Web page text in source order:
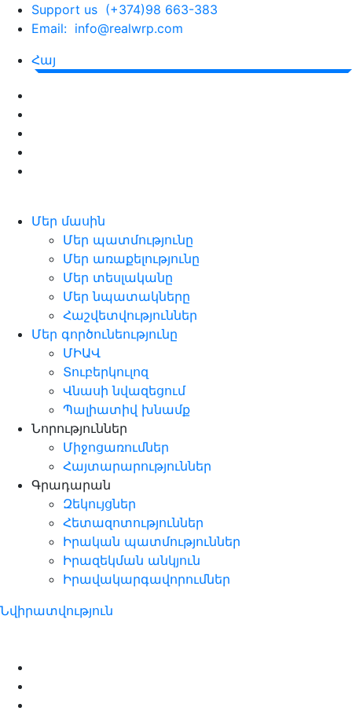
Support us (+374)98 663-383
Email: info@realwrp.com
Հայ
Մեր մասին
Մեր պատմությունը
Մեր առաքելությունը
Մեր տեսլականը
Մեր նպատակները
Հաշվետվություններ
Մեր գործունեությունը
ՄԻԱՎ
Տուբերկուլոզ
Վնասի նվազեցում
Պալիատիվ խնամք
Նորություններ
Միջոցառումներ
Հայտարարություններ
Գրադարան
Զեկույցներ
Հետազոտություններ
Իրական պատմություններ
Իրազեկման անկյուն
Իրավակարգավորումներ
Նվիրատվություն